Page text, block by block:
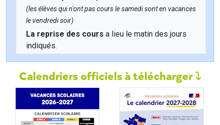
(les élèves qui n'ont pas cours le samedi sont en vacances
le vendredi soir)
La reprise des cours a lieu le matin des jours
indiqués.
Calendriers officiels à télécharger